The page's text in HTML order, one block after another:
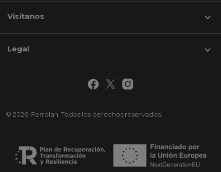
Visítanos keyboard_arrow_down
© 2026. Ferrolan. Todos los derechos reservados.
Legal 